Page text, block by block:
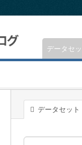
データセ
データセット